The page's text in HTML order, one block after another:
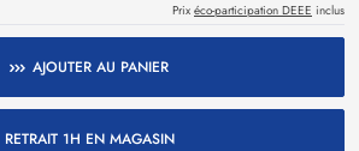
Prix éco-participation DEEE inclus
AJOUTER AU PANIER
RETRAIT 1H EN MAGASIN